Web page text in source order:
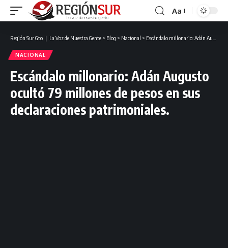
Aa
Región Sur Gto ❘ La Voz de Nuestra Gente > Blog > Nacional > Escándalo millonario: Adán Augusto ocultó 79 millones de pesos en sus declaraciones patrimoniales.
NACIONAL
Escándalo millonario: Adán Augusto
ocultó 79 millones de pesos en sus
declaraciones patrimoniales.